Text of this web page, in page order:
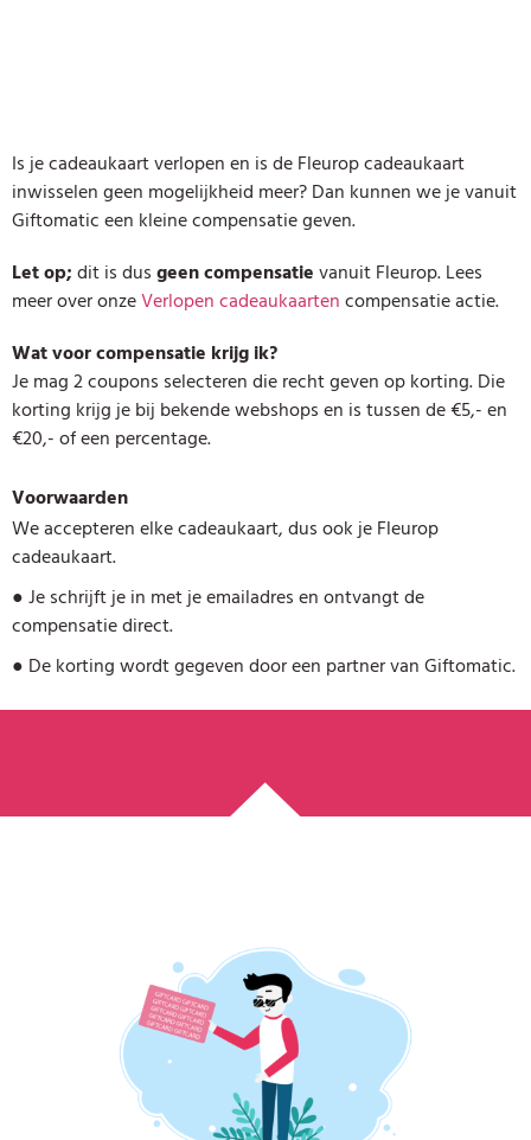
Is je cadeaukaart verlopen en is de Fleurop cadeaukaart
inwisselen geen mogelijkheid meer? Dan kunnen we je vanuit
Giftomatic een kleine compensatie geven.
Let op;dit is dusgeen compensatievanuit Fleurop. Lees
meer over onzeVerlopen cadeaukaartencompensatie actie.
Wat voor compensatie krijg ik?
Je mag 2 coupons selecteren die recht geven op korting. Die
korting krijg je bij bekende webshops en is tussen de €5,- en
€20,- of een percentage.
Voorwaarden
We accepteren elke cadeaukaart, dus ook je Fleurop
cadeaukaart.
●Je schrijft je in met je emailadres en ontvangt de
compensatie direct.
● De korting wordt gegeven door een partner van Giftomatic.